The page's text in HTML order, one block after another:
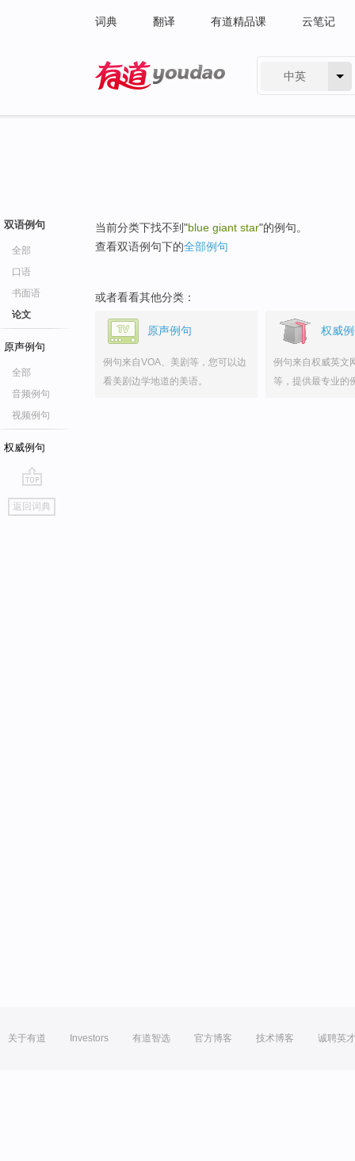
词典 翻译 有道精品课 云笔记
中英
双语例句
全部
口语
书面语
论文
原声例句
全部
音频例句
视频例句
权威例句
go
top
返回词典
当前分类下找不到"blue giant star"的例句。
查看双语例句下的全部例句
或者看看其他分类：
原声例句
例句来自VOA、美剧等，您可以边
看美剧边学地道的美语。
权威
例句来自权威英文
等，提供最专业的
关于有道 Investors 有道智选 官方博客 技术博客 诚聘英才